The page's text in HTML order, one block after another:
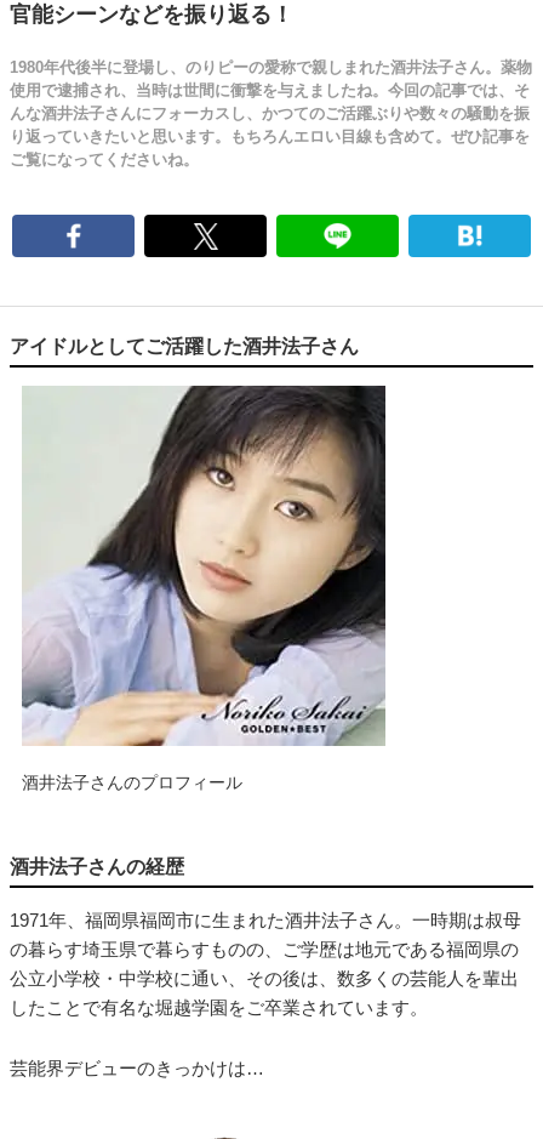
官能シーンなどを振り返る！
1980年代後半に登場し、のりピーの愛称で親しまれた酒井法子さん。薬物
使用で逮捕され、当時は世間に衝撃を与えましたね。今回の記事では、そ
んな酒井法子さんにフォーカスし、かつてのご活躍ぶりや数々の騒動を振
り返っていきたいと思います。もちろんエロい目線も含めて。ぜひ記事を
ご覧になってくださいね。
アイドルとしてご活躍した酒井法子さん
酒井法子さんのプロフィール
酒井法子さんの経歴
1971年、福岡県福岡市に生まれた酒井法子さん。一時期は叔母
の暮らす埼玉県で暮らすものの、ご学歴は地元である福岡県の
公立小学校・中学校に通い、その後は、数多くの芸能人を輩出
したことで有名な堀越学園をご卒業されています。
芸能界デビューのきっかけは…